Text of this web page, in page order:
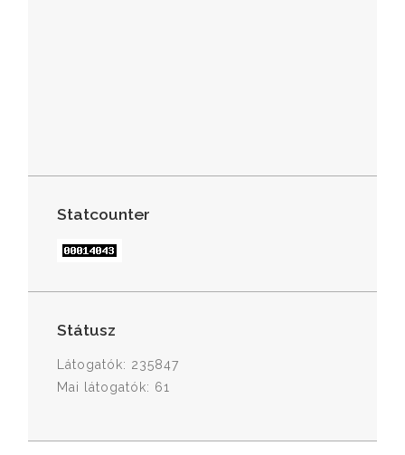
Statcounter
Státusz
Látogatók: 235847
Mai látogatók: 61